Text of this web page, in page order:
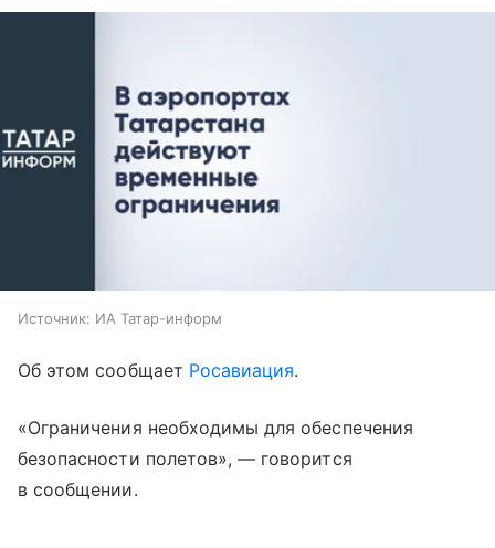
Источник: ИА Татар-информ
Об этом сообщает Росавиация.
«Ограничения необходимы для обеспечения
безопасности полетов», — говорится
в сообщении.